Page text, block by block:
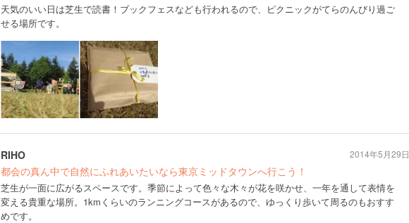
天気のいい日は芝生で読書！ブックフェスなども行われるので、ピクニックがてらのんびり過ご
せる場所です。
RIHO
都会の真ん中で自然にふれあいたいなら東京ミッドタウンへ行こう！
芝生が一面に広がるスペースです。季節によって色々な木々が花を咲かせ、一年を通して表情を
変える貴重な場所。1kmくらいのランニングコースがあるので、ゆっくり歩いて周るのもおすす
めです。
2014年5月29日